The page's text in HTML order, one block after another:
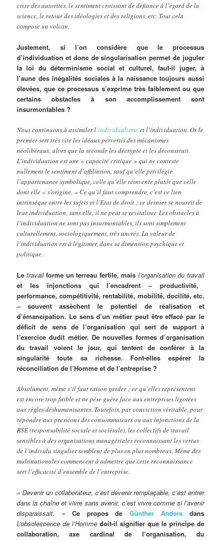
crise des autorités, le sentiment croissant de défiance à l’égard de la
science, le retour des idéologies et des religions, etc. Tout cela
compose un volcan.
Justement, si l’on considère que le processus
d’individuation et donc de singularisation permet de juguler
la loi du déterminisme social et culturel, faut-il juger, à
l’aune des inégalités sociales à la naissance toujours aussi
élevées, que ce processus s’exprime très faiblement ou que
certains obstacles à son accomplissement sont
insurmontables ?
Nous continuons à assimiler l‘individualismeet l’individuation. Or le
premier sert très vite les idéaux pervertis des mécanismes
néolibéraux, alors que la seconde les décrypte et les déconstruit.
L’individuation est une « capacité critique » qui ne conteste
nullement le sentiment d’affiliation, sauf qu’elle privilégie
l’appartenance symbolique, celle qu’elle réinvente plutôt que celle
dont elle « s’origine. » Ce qu’il faut comprendre, c’est ce lien
intrinsèque entre les sujets et l’Etat de droit ; ce dernier se nourrit de
leur individuation, sans elle, il ne peut se revitaliser. Les obstacles à
l’individuation ne sont pas insurmontables, ils sont simplement
culturellement, sociologiquement, très ancrés. La valeur de
l’individuation est à légitimer, dans sa dimension psychique et
politique.
Le travailforme un terreau fertile, mais l’organisation du travail
et les injonctions qui l’encadrent – productivité,
performance, compétitivité, rentabilité, mobilité, docilité, etc.
– souvent assèchent le potentiel de réalisation et
d’émancipation. Le sens d’un métier peut être effacé par le
déficit de sens de l’organisation qui sert de support à
l’exercice dudit métier. De nouvelles formes d’organisation
du travail voient le jour, qui tentent de conférer à la
singularité toute sa richesse. Font-elles espérer la
réconciliation de l’Homme et de l’entreprise ?
Absolument, même s’il faut raison garder ; ce qu’elles représentent
est encore trop faible et ne pèse guère face aux entreprises ligotées
aux règles déshumanisantes. Toutefois, par conviction véritable, pour
répondre aux pressions des consommateurs ou aux injonctions de la
RSE (responsabilité sociale et sociétale), les collectifs de travail
sensibles à des organisations managériales reconnaissant les vertus
de l’individu singulier semblent de plus en plus nombreux. Même des
multinationales commencent à admettre que cette reconnaissance
sert l’efficacité d’ensemble de l’entreprise.
« Devenir un collaborateur, c’est devenir remplaçable, c’est entrer
dans la chaîne et vivre sans avenir, c’est vivre comme si l’avenir
disparaissait. » Ce propos deGünther Anders dans
L’obsolescence de l’Homme doit-il signifier que le principe de
collaboration, axe cardinal de l’organisation, du